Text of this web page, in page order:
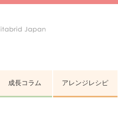
成長コラム アレンジレシピ